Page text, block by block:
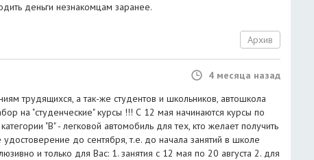
деньги незнакомцам заранее.
Архив
4 месяца назад
трудящихся, а так-же студентов и школьников, автошкола
на "студенческие" курсы !!! С 12 мая начинаются курсы по
"В" - легковой автомобиль для тех, кто желает получить
удостоверение до сентября, т.е. до начала занятий в школе
и только для Вас: 1. занятия с 12 мая по 20 августа 2. для